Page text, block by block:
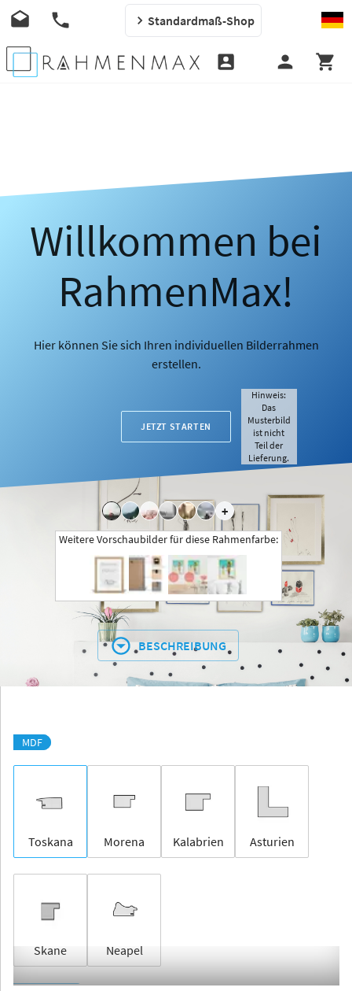
Standardmaß-Shop
Willkommen bei
RahmenMax!
Hier können Sie sich Ihren individuellen Bilderrahmen
erstellen.
JETZT STARTEN
+
Hinweis:
Das
Musterbild
ist nicht
Teil der
Lieferung.
Weitere Vorschaubilder für diese Rahmenfarbe:
BESCHREIBUNG
MDF
Toskana Morena Kalabrien Asturien
Skane Neapel